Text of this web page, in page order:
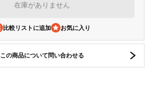
在庫がありません
比較リストに追加
この商品について問い合わせる